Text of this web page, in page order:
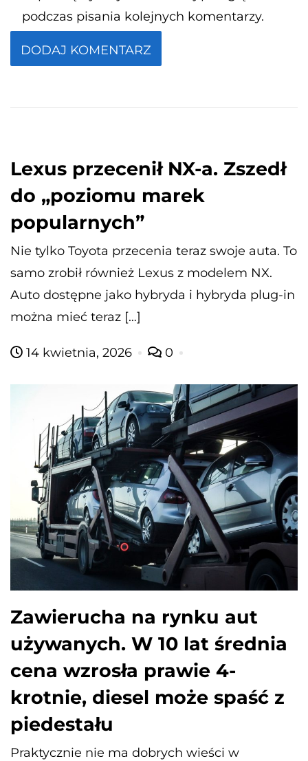
podczas pisania kolejnych komentarzy.
Lexus przecenił NX-a. Zszedł
do „poziomu marek
popularnych”
Nie tylko Toyota przecenia teraz swoje auta. To
samo zrobił również Lexus z modelem NX.
Auto dostępne jako hybryda i hybryda plug-in
można mieć teraz […]
14 kwietnia, 2026 0
Zawierucha na rynku aut
używanych. W 10 lat średnia
cena wzrosła prawie 4-
krotnie, diesel może spaść z
piedestału
Praktycznie nie ma dobrych wieści w